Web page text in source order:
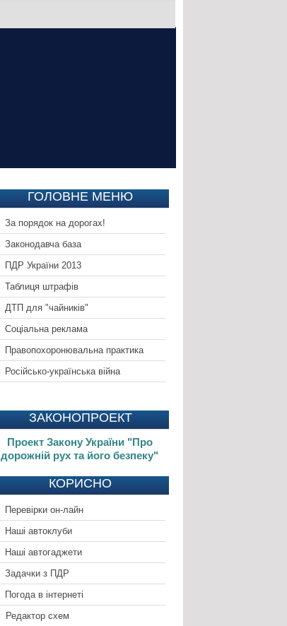
ГОЛОВНЕ МЕНЮ
За порядок на дорогах!
Законодавча база
ПДР України 2013
Таблиця штрафів
ДТП для "чайників"
Соціальна реклама
Правопохоронювальна практика
Російсько-українська війна
ЗАКОНОПРОЕКТ
Проект Закону України "Про
дорожній рух та його безпеку"
КОРИСНО
Перевірки он-лайн
Наші автоклуби
Наші автогаджети
Задачки з ПДР
Погода в інтернеті
Редактор схем